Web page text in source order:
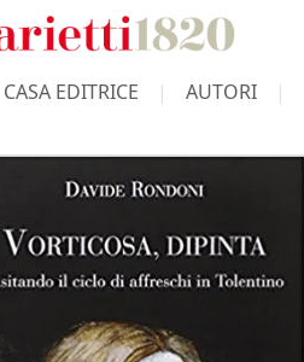
CASA EDITRICE AUTORI